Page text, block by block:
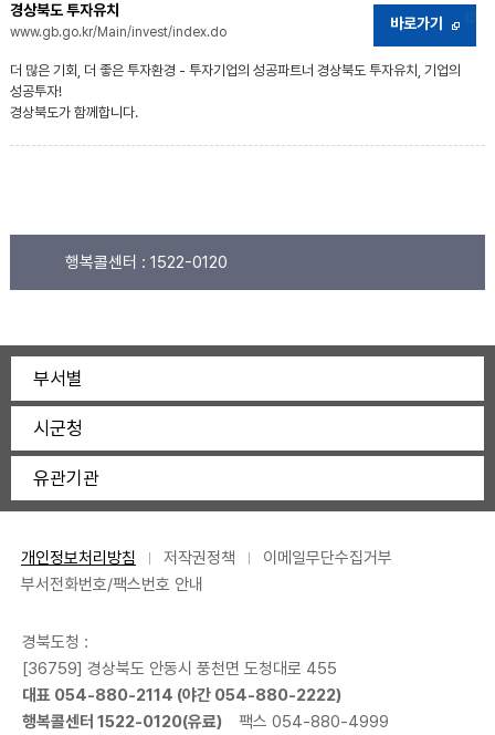
경상북도 투자유치
www.gb.go.kr/Main/invest/index.do 바로가기
더 많은 기회, 더 좋은 투자환경 - 투자기업의 성공파트너 경상북도 투자유치, 기업의
성공투자!
경상북도가 함께합니다.
행복콜센터 : 1522-0120
부서별
시군청
유관기관
개인정보처리방침 저작권정책
이메일무단수집거부
부서전화번호/팩스번호 안내
경북도청 :
[36759] 경상북도 안동시 풍천면 도청대로 455
대표 054-880-2114 (야간 054-880-2222)
행복콜센터 1522-0120(유료)
팩스 054-880-4999